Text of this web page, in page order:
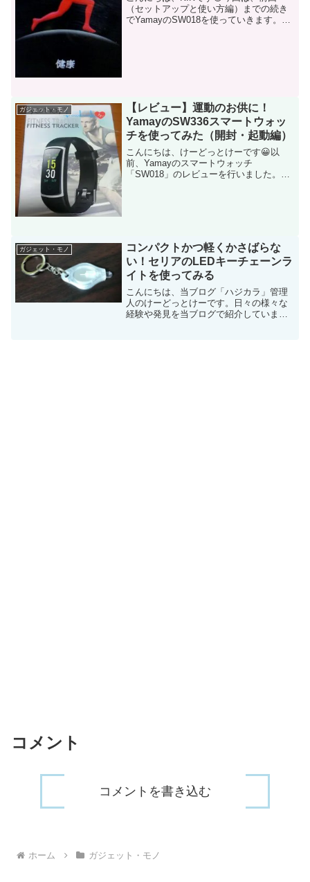
（セットアップと使い方編）までの続き
でYamayのSW018を使っていきます。今
ガジェット・モノ
【レビュー】運動のお供に！
YamayのSW336スマートウォッ
チを使ってみた（開封・起動編）
こんにちは、けーどっとけーです😀以
前、Yamayのスマートウォッチ
「SW018」のレビューを行いました。今
ガジェット・モノ
コンパクトかつ軽くかさばらな
い！セリアのLEDキーチェーンラ
イトを使ってみる
こんにちは、当ブログ「ハジカラ」管理
人のけーどっとけーです。日々の様々な
経験や発見を当ブログで紹介していま
コメント
コメントを書き込む
ホーム ガジェット・モノ